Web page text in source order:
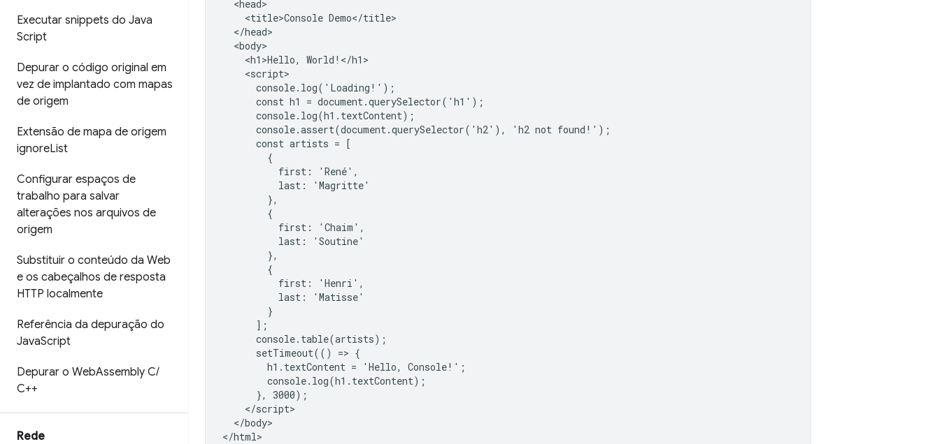
Executar snippets do Java
Script
Depurar o código original em
vez de implantado com mapas
de origem
Extensão de mapa de origem
ignoreList
Configurar espaços de
trabalho para salvar
alterações nos arquivos de
origem
Substituir o conteúdo da Web
e os cabeçalhos de resposta
HTTP localmente
Referência da depuração do
JavaScript
Depurar o WebAssembly C/
C++
Rede
<head>
<title>Console Demo</title>
</head>
<body>
<h1>Hello, World!</h1>
<script>
console.log('Loading!');
const h1 = document.querySelector('h1');
console.log(h1.textContent);
console.assert(document.querySelector('h2'), 'h2 not found!');
const artists = [
{
first: 'René',
last: 'Magritte'
},
{
first: 'Chaim',
last: 'Soutine'
},
{
first: 'Henri',
last: 'Matisse'
}
];
console.table(artists);
setTimeout(() => {
h1.textContent = 'Hello, Console!';
console.log(h1.textContent);
}, 3000);
</script>
</body>